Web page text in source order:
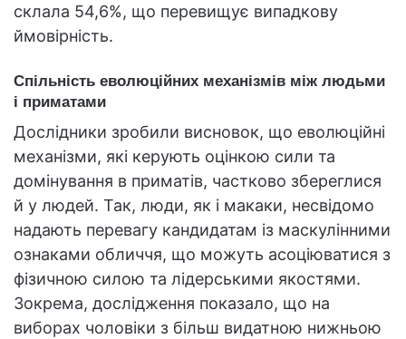
склала 54,6%, що перевищує випадкову
ймовірність.
Спільність еволюційних механізмів між людьми
і приматами
Дослідники зробили висновок, що еволюційні
механізми, які керують оцінкою сили та
домінування в приматів, частково збереглися
й у людей. Так, люди, як і макаки, несвідомо
надають перевагу кандидатам із маскулінними
ознаками обличчя, що можуть асоціюватися з
фізичною силою та лідерськими якостями.
Зокрема, дослідження показало, що на
виборах чоловіки з більш видатною нижньою